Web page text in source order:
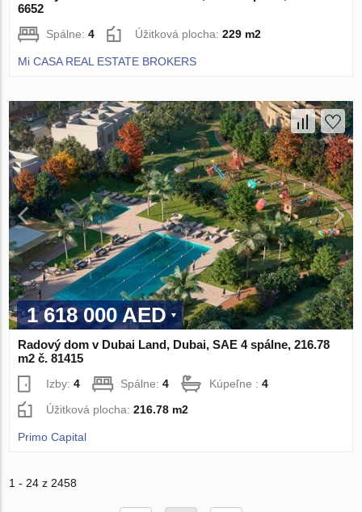
6652
Spálne:4 Úžitková plocha:229 m2
Mi CASA REAL ESTATE BROKERS
1 618 000 AED
Radový dom v Dubai Land, Dubai, SAE 4 spálne, 216.78
m2 č. 81415
Izby:4 Spálne:4 Kúpeľne :4
Úžitková plocha:216.78 m2
Primo Capital
1 - 24 z 2458